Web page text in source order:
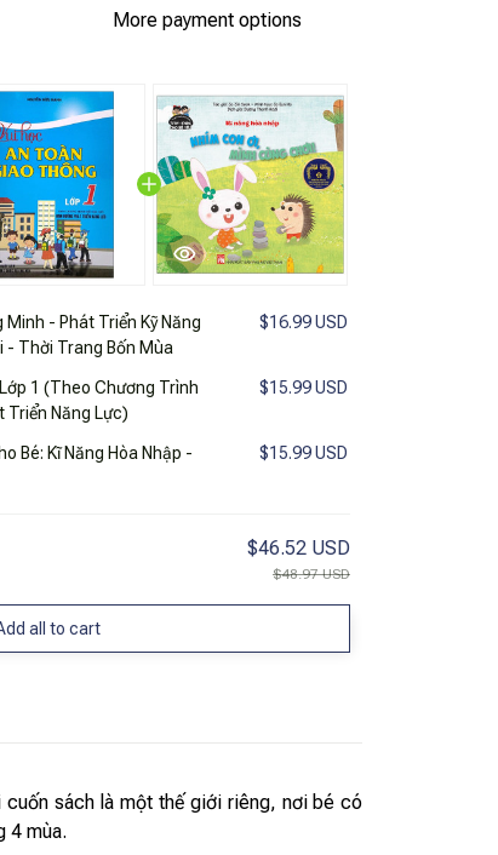
More payment options
Minh - Phát Triển Kỹ Năng
- Thời Trang Bốn Mùa
$16.99 USD
1 (Theo Chương Trình
Triển Năng Lực)
$15.99 USD
Bé: Kĩ Năng Hòa Nhập -
$15.99 USD
$46.52 USD
$48.97 USD
all to cart
cuốn sách là một thế giới riêng, nơi bé có
4 mùa.